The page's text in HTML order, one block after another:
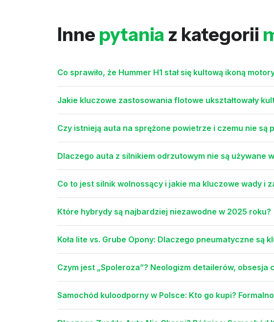
Inne pytania z kategorii
Co sprawiło, że Hummer H1 stał się kultową ikoną
Jakie kluczowe zastosowania flotowe ukształtowały
Czy istnieją auta na sprężone powietrze i czemu nie są
Dlaczego auta z silnikiem odrzutowym nie są używane
Co to jest silnik wolnossący i jakie ma kluczowe wady i
Które hybrydy są najbardziej niezawodne w 2025 roku?
Koła lite vs. Grube Opony: Dlaczego pneumatyczne są
Czym jest „Spoleroza”? Neologizm detailerów, obsesja
Samochód kuloodporny w Polsce: Kto go kupi?